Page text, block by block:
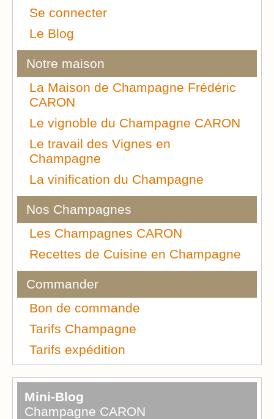
Se connecter
Le Blog
Notre maison
La Maison de Champagne Frédéric
CARON
Le vignoble du Champagne CARON
Le travail des Vignes en
Champagne
La vinification du Champagne
Nos Champagnes
Les Champagnes CARON
Recettes de Cuisine en Champagne
Commander
Bon de commande
Tarifs Champagne
Tarifs expédition
Mini-Blog
Champagne CARON